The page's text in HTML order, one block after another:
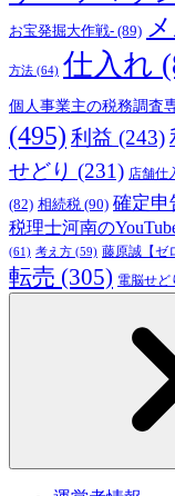
お宝発掘大作戦- (89)
方法 (64) 仕入れ
個人事業主の税務調査
(495) 利益 (243)
せどり (231) 店舗仕
(82) 相続税 (90) 確定申
税理士河南の
(61) 考え方 (59) 藤原誠【ゼ
転売 (305) 電脳せど